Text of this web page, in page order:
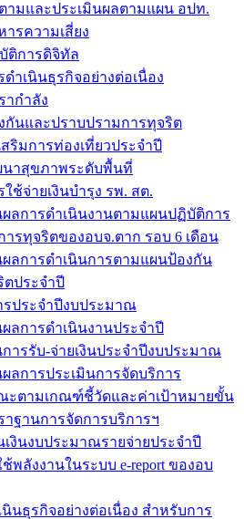
ามและประเมินผลตามแผน อปท.
ารความเสี่ยง
ติการดิจิทัล
ดำเนินธุรกิจอย่างต่อเนื่อง
ากำลัง
กันและปราบปรามการทุจริต
ริมการท่องเที่ยวประจำปี
าสุขภาพระดับพื้นที่
ช้จ่ายเงินบำรุง รพ. สต.
ผลการดำเนินงานตามแผนปฏิบัติการ
ารทุจริตของอบจ.ตาก รอบ 6 เดือน
ผลการดำเนินการตามแผนป้องกัน
ตประจำปี
รประจำปีงบประมาณ
ผลการดำเนินงานประจำปี
การรับ-จ่ายเงินประจำปีงบประมาณ
ผลการประเมินการจัดบริการ
ะตามเกณฑ์ชี้วัดและค่าเป้าหมายขั้น
าฐานการจัดการบริการฯ
เงินงบประมาณรายจ่ายประจำปี
พลังงานในระบบ e-report ของอบ
นินธุรกิจอย่างต่อเนื่อง สำหรับการ